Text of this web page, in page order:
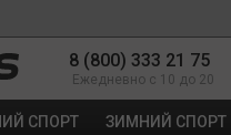
8 (800) 333 21 75
Ежедневно с 10 до 20
СПОРТ ЗИМНИЙ СПОРТ